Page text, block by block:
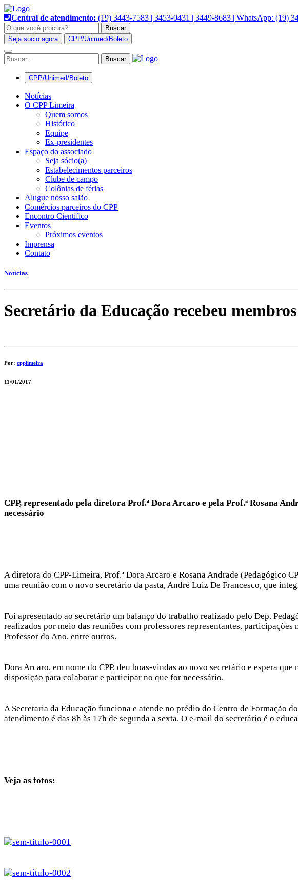
Pular
para
o
conteúdo
Central de atendimento: (19) 3443-7583 | 3453-0431 | 3449-8683 | WhatsApp: (19)
Buscar
Seja sócio agora
CPP/Unimed/Boleto
Alternar
navegação
CPP/Unimed/Boleto
Notícias
O CPP Limeira
Quem somos
Histórico
Equipe
Ex-presidentes
Espaço do associado
Seja sócio(a)
Estabelecimentos parceiros
Clube de campo
Colônias de férias
Alugue nosso salão
Comércios parceiros do CPP
Encontro Científico
Eventos
Próximos eventos
Imprensa
Contato
Notícias
Secretário da Educação recebeu
Por: cpplimeira
11/01/2017
CPP, representado pela diretora Prof.ª Dora Arcaro e pela Prof.ª Rosana
necessário
A diretora do CPP-Limeira, Prof.ª Dora Arcaro e Rosana Andrade (Pedagógico
uma reunião com o novo secretário da pasta, André Luiz De Francesco, que
Foi apresentado ao secretário um balanço do trabalho realizado pelo Dep.
realizados por meio das reuniões com professores representantes,
Professor do Ano, entre outros.
Dora Arcaro, em nome do CPP, deu boas-vindas ao novo secretário e espera
disposição para colaborar e participar no que for necessário.
A Secretaria da Educação funciona e atende no prédio do Centro de Formação
atendimento é das 8h às 17h de segunda a sexta. O e-mail do secretário é o
Veja as fotos: